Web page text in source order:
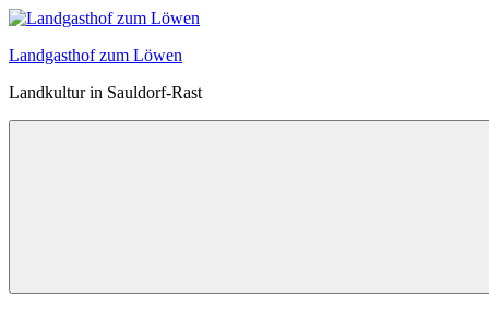
Zum
springen
Landgasthof zum Löwen
Landkultur in Sauldorf-Rast